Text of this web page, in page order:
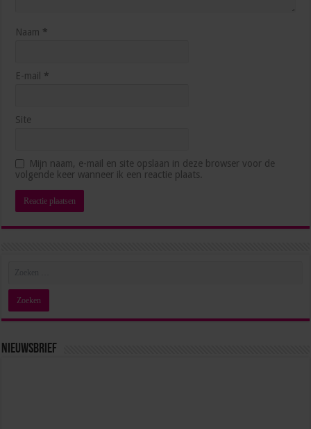
zonder jezelf voorbij te lopen?
juli 1, 2026
Naam *
E-mail *
Site
Mijn naam, e-mail en site opslaan in deze browser voor de
volgende keer wanneer ik een reactie plaats.
Nieuwsbrief